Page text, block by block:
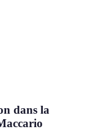
dans la